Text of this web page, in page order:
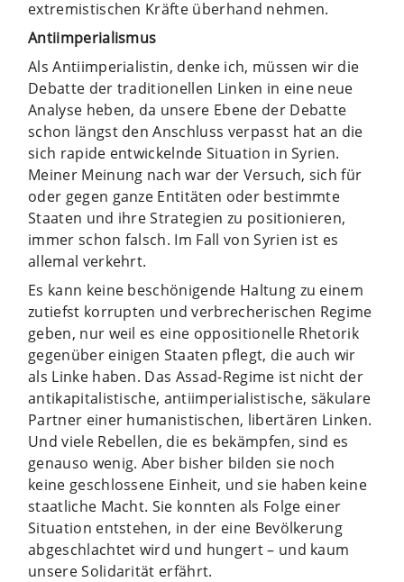
extremistischen Kräfte überhand nehmen.
Antiimperialismus
Als Antiimperialistin, denke ich, müssen wir die
Debatte der traditionellen Linken in eine neue
Analyse heben, da unsere Ebene der Debatte
schon längst den Anschluss verpasst hat an die
sich rapide entwickelnde Situation in Syrien.
Meiner Meinung nach war der Versuch, sich für
oder gegen ganze Entitäten oder bestimmte
Staaten und ihre Strategien zu positionieren,
immer schon falsch. Im Fall von Syrien ist es
allemal verkehrt.
Es kann keine beschönigende Haltung zu einem
zutiefst korrupten und verbrecherischen Regime
geben, nur weil es eine oppositionelle Rhetorik
gegenüber einigen Staaten pflegt, die auch wir
als Linke haben. Das Assad-Regime ist nicht der
antikapitalistische, antiimperialistische, säkulare
Partner einer humanistischen, libertären Linken.
Und viele Rebellen, die es bekämpfen, sind es
genauso wenig. Aber bisher bilden sie noch
keine geschlossene Einheit, und sie haben keine
staatliche Macht. Sie konnten als Folge einer
Situation entstehen, in der eine Bevölkerung
abgeschlachtet wird und hungert – und kaum
unsere Solidarität erfährt.